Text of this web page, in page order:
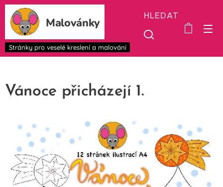
Malovánky
Stránky pro veselé kreslení a malování
HLEDAT
Vánoce přicházejí 1.